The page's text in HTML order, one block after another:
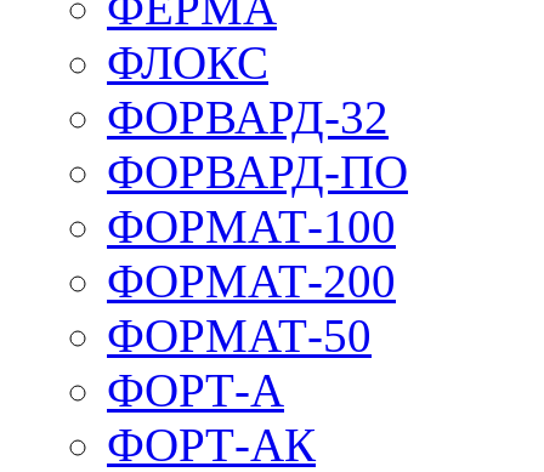
ФЛОКС
ФОРВАРД-32
ФОРВАРД-ПО
ФОРМАТ-100
ФОРМАТ-200
ФОРМАТ-50
ФОРТ-А
ФОРТ-АК